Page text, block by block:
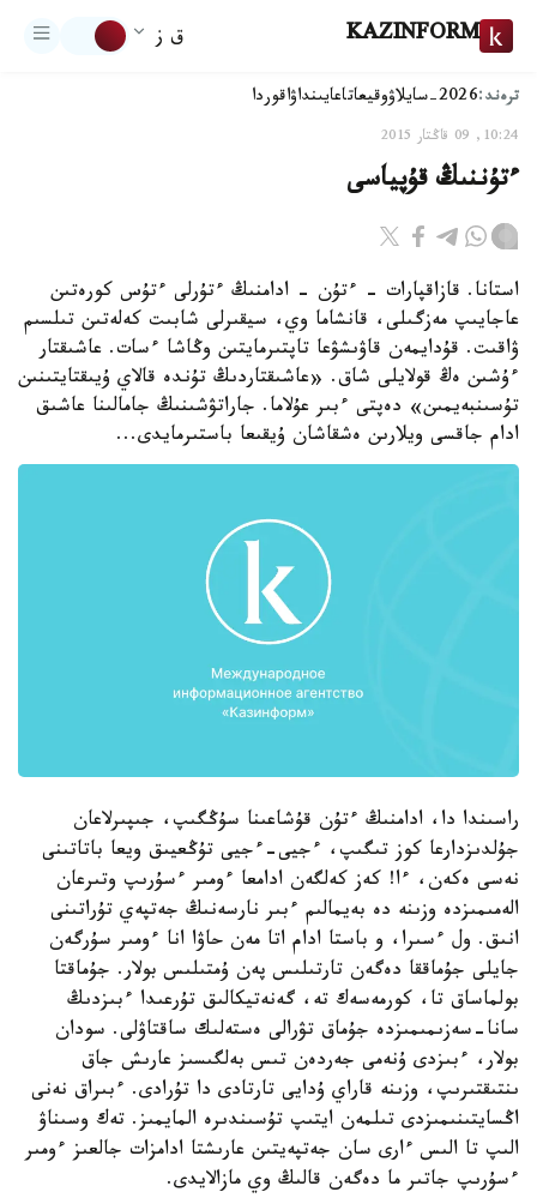
KAZINFORM ق ز
ترەند:2026-سايلاۋ وقيعاتاعايىنداۋاقوردا
10:24, 09 قاڭتار 2015
ءتۇننىڭ قۇپياسى
استانا. قازاقپارات - ءتۇن - ادامنىڭ ءتۇرلى ءتۇس كورەتىن
عاجايىپ مەزگىلى، قانشاما وي، سيقىرلى شابىت كەلەتىن تىلسىم
ۋاقىت. قۇدايمەن قاۋىشۋعا تاپتىرمايتىن وڭاشا ءسات. عاشىقتار
ءۇشىن ەڭ قولايلى شاق. «عاشىقتاردىڭ تۇندە قالاي ۇيىقتايتىنىن
تۇسىنبەيمىن» دەپتى ءبىر عۇلاما. جاراتۋشىنىڭ جامالىنا عاشىق
ادام جاقسى ويلارىن ەشقاشان ۇيقىعا باستىرمايدى...
راسىندا دا، ادامنىڭ ءتۇن قۇشاعىنا سۇڭگىپ، جىپىرلاعان
جۇلدىزدارعا كوز تىگىپ، ءجيى-ءجيى تۇڭعيىق ويعا باتاتىنى
نەسى ەكەن، ءا! كەز كەلگەن ادامعا ءومىر ءسۇرىپ وتىرعان
الەمىمىزدە وزىنە دە بەيمالىم ءبىر نارسەنىڭ جەتپەي تۇراتىنى
انىق. ول ءسىرا، و باستا ادام اتا مەن حاۋا انا ءومىر سۇرگەن
جايلى جۇماققا دەگەن تارتىلىس پەن ۇمتىلىس بولار. جۇماقتا
بولماساق تا، كورمەسەك تە، گەنەتيكالىق تۇرعىدا ءبىزدىڭ
سانا-سەزىمىمىزدە جۇماق تۋرالى ەستەلىك ساقتاۋلى. سودان
بولار، ءبىزدى ۇنەمى جەردەن تىس بەلگىسىز عارىش جاق
ىنتىقتىرىپ، وزىنە قاراي ۇدايى تارتادى دا تۇرادى. ءبىراق نەنى
اڭسايتىنىمىزدى تىلمەن ايتىپ تۇسىندىرە المايمىز. تەك وسىناۋ
الىپ تا الىس ءارى سان جەتپەيتىن عارىشتا ادامزات جالعىز ءومىر
ءسۇرىپ جاتىر ما دەگەن قالىڭ وي مازالايدى.